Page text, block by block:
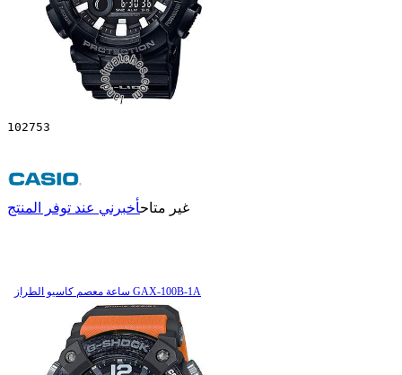
102753
غير متاحأخبرني عند توفر المنتج
ساعة معصم کاسیو الطراز GAX-100B-1A